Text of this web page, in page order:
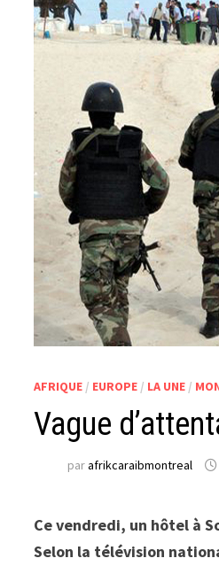
AFRIQUE / EUROPE / LA UNE /
Vague
parafrikcaraibmontreal
Ce vendredi, un hôtel à
Selon la télévision